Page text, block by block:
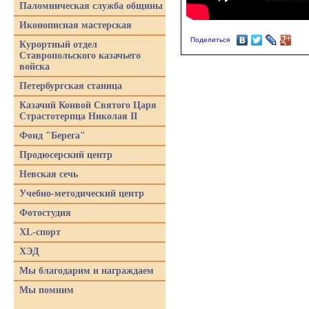
Поделиться
Паломническая служба общины
Иконописная мастерская
Курортный отдел
Ставропольского казачьего
войска
Петербургская станица
Казачий Конвой Святого Царя
Страстотерпца Николая II
Фонд "Берега"
Продюсерский центр
Невская сечь
Учебно-методический центр
Фотостудия
XL-спорт
ХЭД
Мы благодарим и награждаем
Мы помним